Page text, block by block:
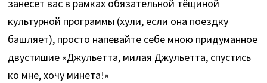
занесет вас в рамках обязательной тёщиной
культурной программы (хули, если она поездку
башляет), просто напевайте себе мною придуманное
двустишие «Джульетта, милая Джульетта, спустись
ко мне, хочу минета!»